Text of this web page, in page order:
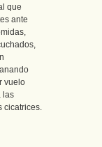
que
ante
vuelo
las
cicatrices.